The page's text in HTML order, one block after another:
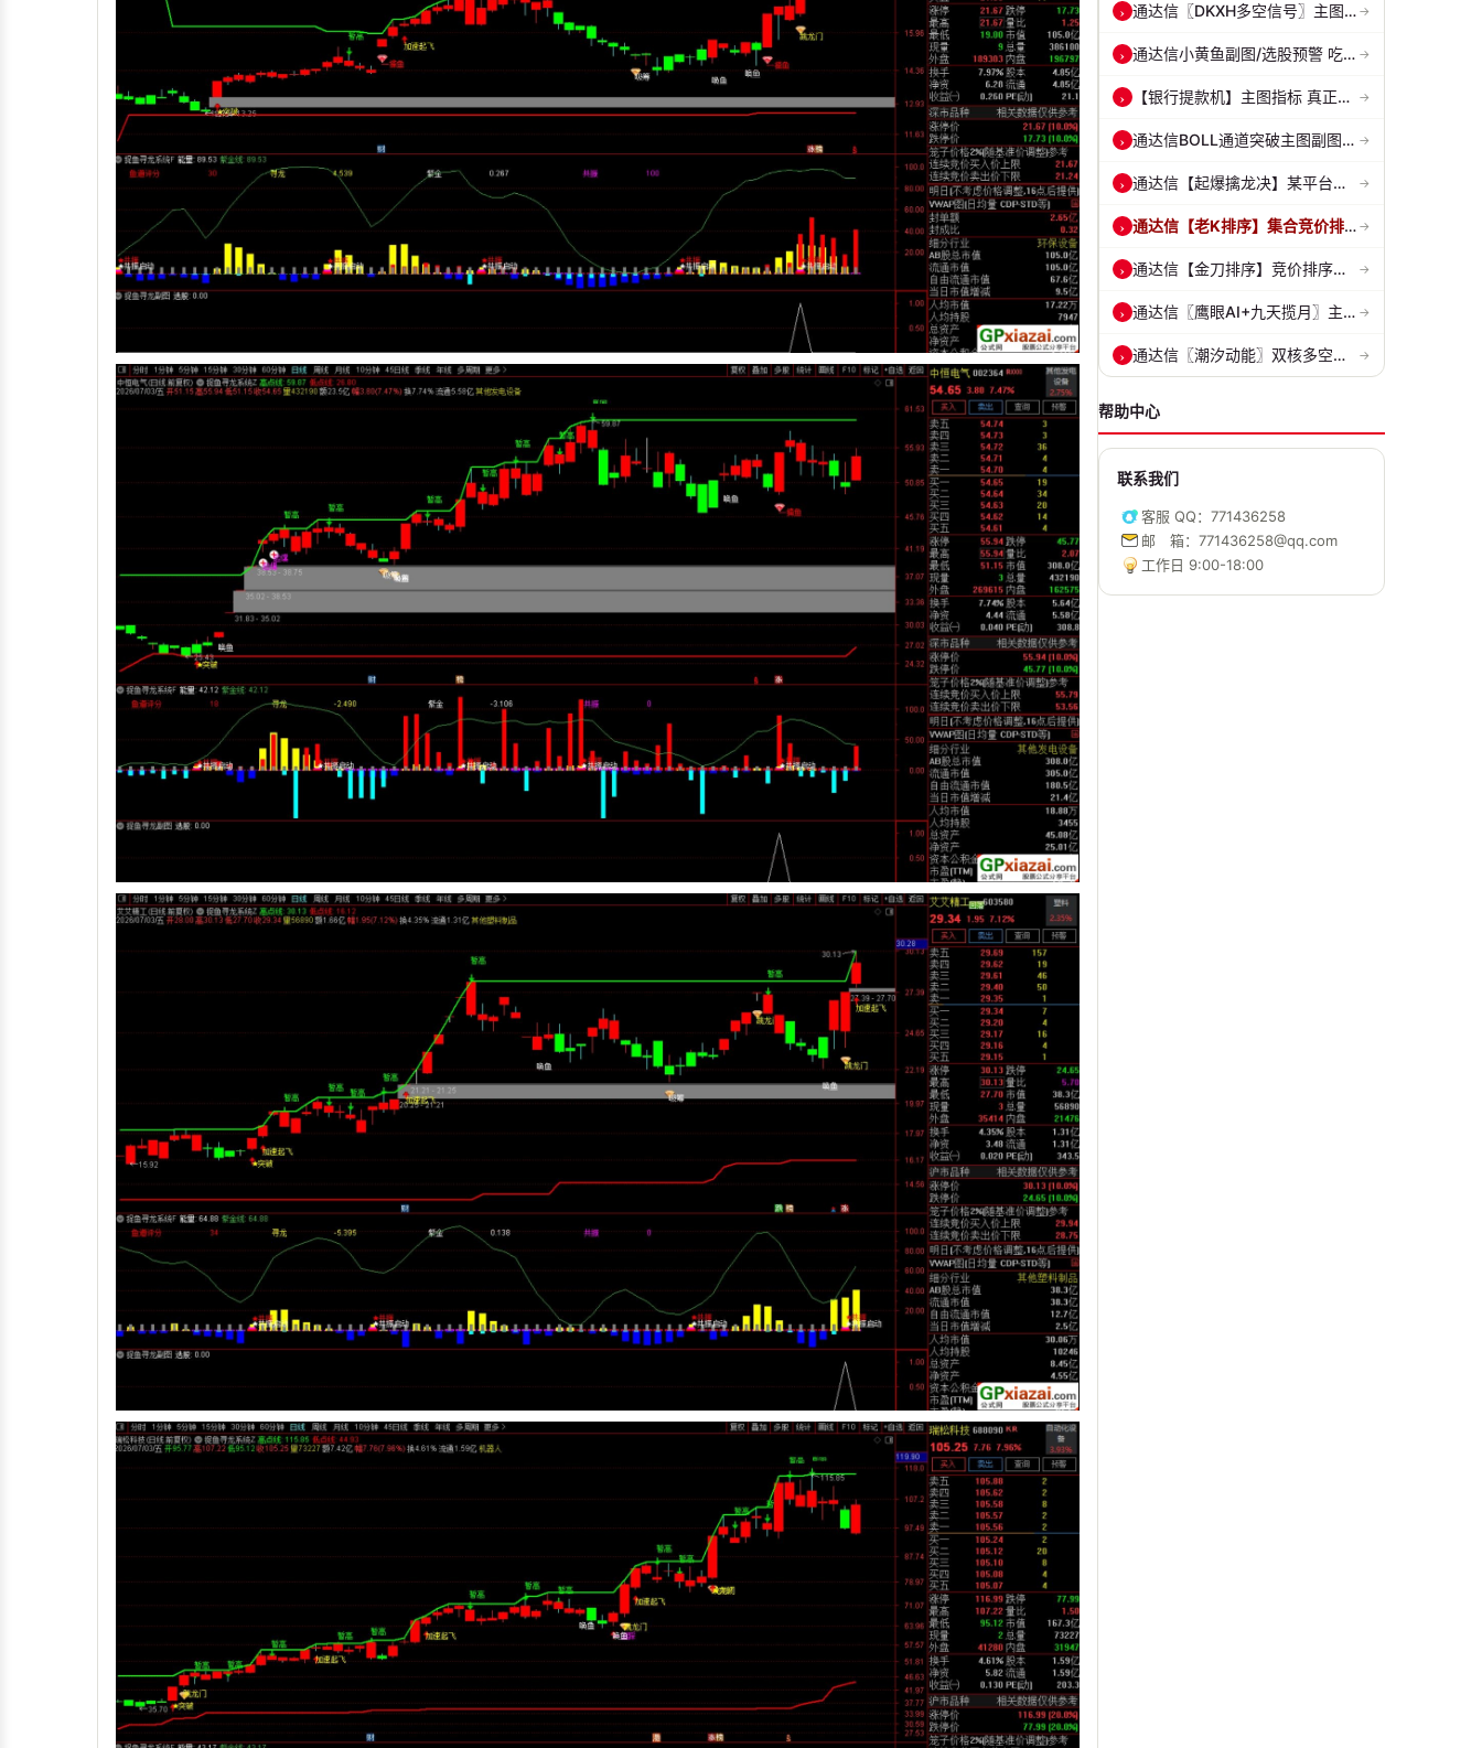
› 通达信〖DKXH多空信号〗主图指标 捕捉趋势翻倍牛股的最佳股票指标公式之... →
› 通达信小黄鱼副图/选股预警 吃肉密码 捕捉最强拉升段 源码 贴图 →
› 【银行提款机】主图指标 真正的砂锅底天穹线 德某通要价10万的主图核心... →
› 通达信BOLL通道突破主图副图和选股指标 BOLL通达突破追踪主力动向 源码... →
› 通达信【起爆擒龙决】某平台每年收费8000元套装 指标源码 无未来 →
› 通达信【老K排序】集合竞价排序共振抓强势股，超高胜率，十合一排序！ →
› 通达信【金刀排序】竞价排序选股指标 精准捕捉强势首板 源码 贴图 →
› 通达信〖鹰眼AI+九天揽月〗主副图 精准标记买卖拐点 九维因子共振过滤杂... →
› 通达信〖潮汐动能〗双核多空副图 评估上涨动能 量化判断多空力量的强弱... →
帮助中心
联系我们
客服 QQ：771436258
邮 箱：771436258@qq.com
工作日 9:00-18:00